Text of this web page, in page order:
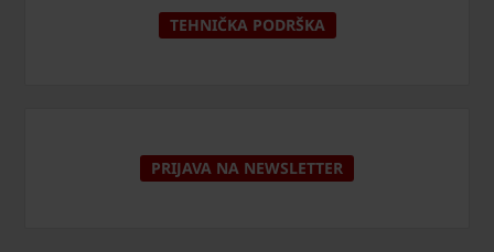
TEHNIČKA PODRŠKA
PRIJAVA NA NEWSLETTER